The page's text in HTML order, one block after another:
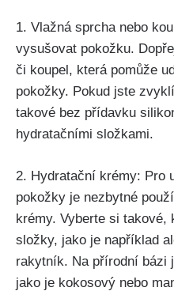
1. Vlažná​ sprcha nebo
vysušovat⁢ pokožku.
či koupel, která pomůže
pokožky. Pokud jste
takové bez přídavku
hydratačními⁤ složkami.
2. Hydratační​ krémy: Pro
‌pokožky je nezbytné⁣
krémy. ⁢Vyberte si takové,
složky, ​jako je například
rakytník.⁢ Na přírodní‌ bázi
jako je kokosový nebo